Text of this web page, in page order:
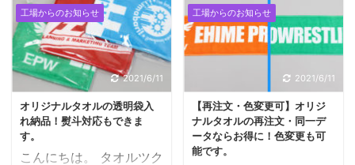
る！！ みんなとお揃いの
何か１つのものが欲し
い！！ を形にしてみませ
んか？ プリント方法 顔
料プリント 染料プリント
インクジェットプリント
それぞれにメリ ...
注文になりますのでご注
意ください。 ※同じ色数
内での色変更は可能で
す。 例 2色（赤・青）
→2色（緑・青）など ※
白色は生地なので色数に
含まれま ...
い・・・ 色の切れ目はど
のようなプリントになる
の・・・ こちらが指定し
た色を正確に表現できる
の・・・ 白生地に12色
を染めた色の表現サンプ
ル写真を用意していま
す。 黄色・水色・紫・
によってデザインを表現
するジャガード織りとい
う手法、②タオルの生
法の2種類があります。
今回は、②の「タオル
生地に直接プリントする
手法」の紹介と 数多くあ
工場からのお知らせ
2021/6/11
オリジナルタオルの透明袋入
れ納品！熨斗対応もできま
す。
こんにちは。 タオルツク
工場からのお知らせ
2021/6/11
【再注文・色変更可】オリジ
ナルタオルの再注文・同一デ
ータならお得に！色変更も可
能です。